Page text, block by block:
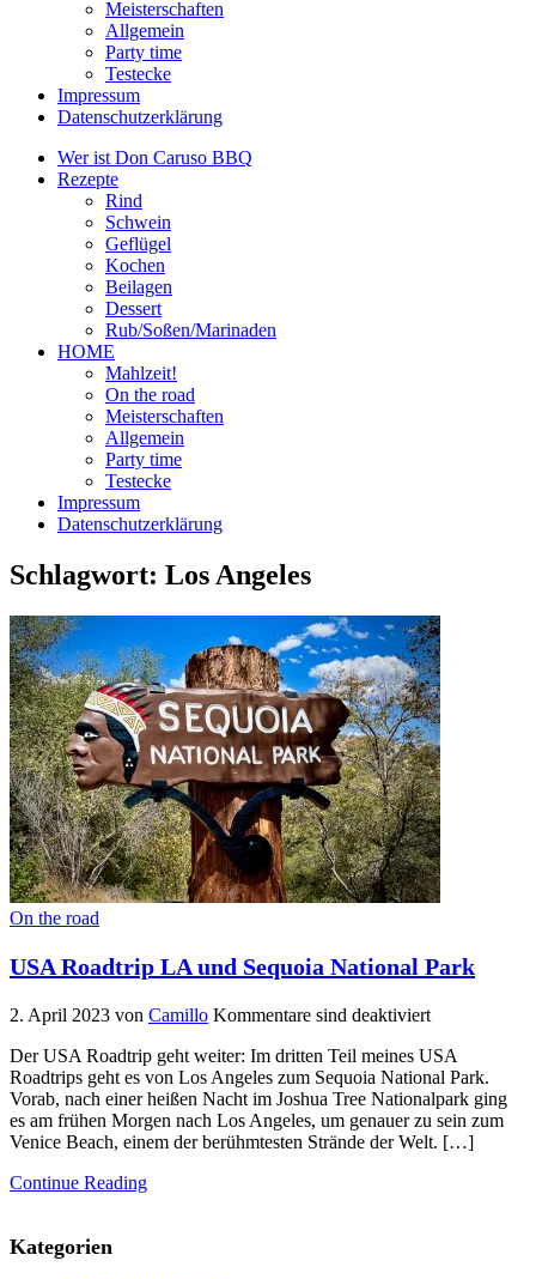
Meisterschaften
Allgemein
Party time
Testecke
Impressum
Datenschutzerklärung
Wer ist Don Caruso BBQ
Rezepte
Rind
Schwein
Geflügel
Kochen
Beilagen
Dessert
Rub/Soßen/Marinaden
HOME
Mahlzeit!
On the road
Meisterschaften
Allgemein
Party time
Testecke
Impressum
Datenschutzerklärung
Schlagwort: Los Angeles
On the road
USA Roadtrip LA und Sequoia National Park
2. April 2023 von Camillo Kommentare sind deaktiviert
Der USA Roadtrip geht weiter: Im dritten Teil meines USA
Roadtrips geht es von Los Angeles zum Sequoia National Park.
Vorab, nach einer heißen Nacht im Joshua Tree Nationalpark ging
es am frühen Morgen nach Los Angeles, um genauer zu sein zum
Venice Beach, einem der berühmtesten Strände der Welt. […]
Continue Reading
Kategorien